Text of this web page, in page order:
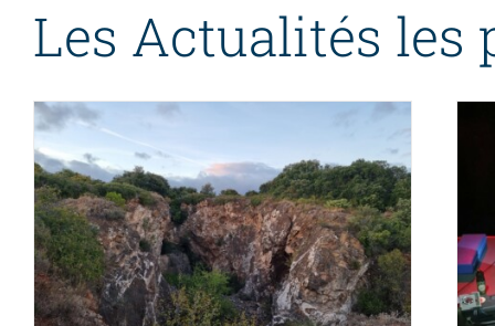
Les Actualités les